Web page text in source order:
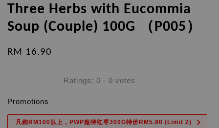
Three Herbs with Eucommia
Soup (Couple) 100G （P005）
RM 16.90
Ratings: 0 - 0 votes
Promotions
凡购RM100以上，PWP超特红枣300G特价RM5.90 (Limit 2)